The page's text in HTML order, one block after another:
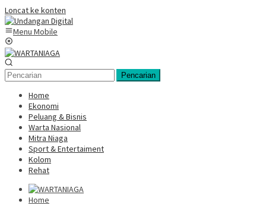
Loncat ke konten
Menu Mobile
Pencarian
Home
Ekonomi
Peluang & Bisnis
Warta Nasional
Mitra Niaga
Sport & Entertaiment
Kolom
Rehat
Home